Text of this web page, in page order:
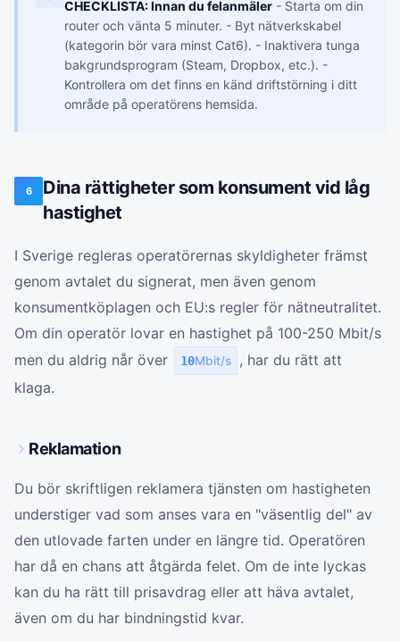
CHECKLISTA: Innan du felanmäler - Starta om din
router och vänta 5 minuter. - Byt nätverkskabel
(kategorin bör vara minst Cat6). - Inaktivera tunga
bakgrundsprogram (Steam, Dropbox, etc.). -
Kontrollera om det finns en känd driftstörning i ditt
område på operatörens hemsida.
6
Dina rättigheter som konsument vid låg
hastighet
I Sverige regleras operatörernas skyldigheter främst
genom avtalet du signerat, men även genom
konsumentköplagen och EU:s regler för nätneutralitet.
Om din operatör lovar en hastighet på 100-250 Mbit/s
men du aldrig når över
10Mbit/s
, har du rätt att
klaga.
Reklamation
Du bör skriftligen reklamera tjänsten om hastigheten
understiger vad som anses vara en "väsentlig del" av
den utlovade farten under en längre tid. Operatören
har då en chans att åtgärda felet. Om de inte lyckas
kan du ha rätt till prisavdrag eller att häva avtalet,
även om du har bindningstid kvar.